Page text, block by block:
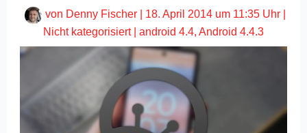
von Denny Fischer 18. April 2014 um 11:35 Uhr
Nicht kategorisiert| android 4.4, Android 4.4.3